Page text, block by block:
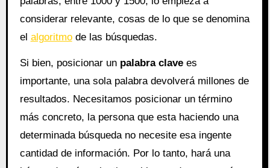
considerar relevante, cosas de lo que se denomina
el algoritmode las búsquedas.
Si bien, posicionar un palabra clavees
importante, una sola palabra devolverá millones de
resultados. Necesitamos posicionar un término
más concreto, la persona que esta haciendo una
determinada búsqueda no necesite esa ingente
cantidad de información. Por lo tanto, hará una